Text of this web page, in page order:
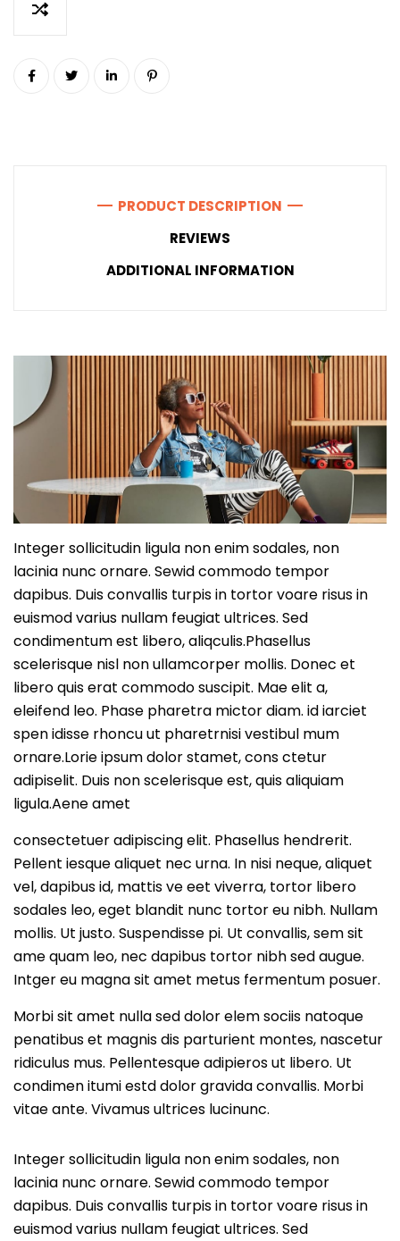
PRODUCT DESCRIPTION
REVIEWS
ADDITIONAL INFORMATION
Integer sollicitudin ligula non enim sodales, non
lacinia nunc ornare. Sewid commodo tempor
dapibus. Duis convallis turpis in tortor voare risus in
euismod varius nullam feugiat ultrices. Sed
condimentum est libero, aliqculis.Phasellus
scelerisque nisl non ullamcorper mollis. Donec et
libero quis erat commodo suscipit. Mae elit a,
eleifend leo. Phase pharetra mictor diam. id iarciet
spen idisse rhoncu ut pharetrnisi vestibul mum
ornare.Lorie ipsum dolor stamet, cons ctetur
adipiselit. Duis non scelerisque est, quis aliquiam
ligula.Aene amet
consectetuer adipiscing elit. Phasellus hendrerit.
Pellent iesque aliquet nec urna. In nisi neque, aliquet
vel, dapibus id, mattis ve eet viverra, tortor libero
sodales leo, eget blandit nunc tortor eu nibh. Nullam
mollis. Ut justo. Suspendisse pi. Ut convallis, sem sit
ame quam leo, nec dapibus tortor nibh sed augue.
Intger eu magna sit amet metus fermentum posuer.
Morbi sit amet nulla sed dolor elem sociis natoque
penatibus et magnis dis parturient montes, nascetur
ridiculus mus. Pellentesque adipieros ut libero. Ut
condimen itumi estd dolor gravida convallis. Morbi
vitae ante. Vivamus ultrices lucinunc.
Integer sollicitudin ligula non enim sodales, non
lacinia nunc ornare. Sewid commodo tempor
dapibus. Duis convallis turpis in tortor voare risus in
euismod varius nullam feugiat ultrices. Sed